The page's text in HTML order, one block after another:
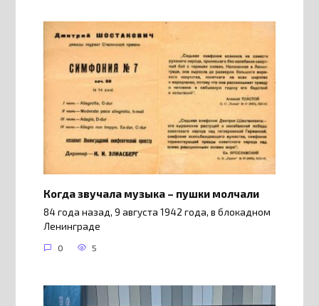
Когда звучала музыка – пушки молчали
84 года назад, 9 августа 1942 года, в блокадном
Ленинграде
0 5